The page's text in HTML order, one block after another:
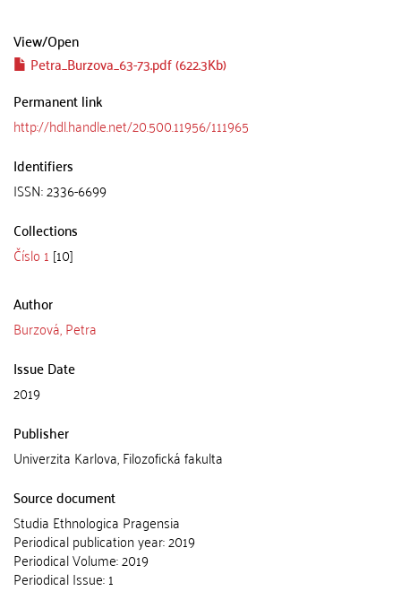
View/Open
Petra_Burzova_63-73.pdf (622.3Kb)
Permanent link
http://hdl.handle.net/20.500.11956/111965
Identifiers
ISSN: 2336-6699
Collections
Číslo 1 [10]
Author
Burzová, Petra
Issue Date
2019
Publisher
Univerzita Karlova, Filozofická fakulta
Source document
Studia Ethnologica Pragensia
Periodical publication year: 2019
Periodical Volume: 2019
Periodical Issue: 1